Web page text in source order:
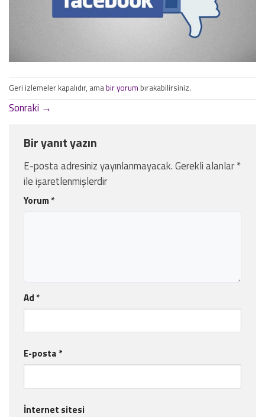
Geri izlemeler kapalıdır, amabir yorum bırakabilirsiniz.
Sonraki →
Bir yanıt yazın
E-posta adresiniz yayınlanmayacak.Gerekli alanlar*
ile işaretlenmişlerdir
Yorum *
Ad *
E-posta *
İnternet sitesi